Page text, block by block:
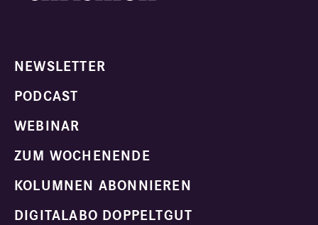
NEWSLETTER
PODCAST
WEBINAR
ZUM WOCHENENDE
KOLUMNEN ABONNIEREN
DIGITALABO DOPPELTGUT